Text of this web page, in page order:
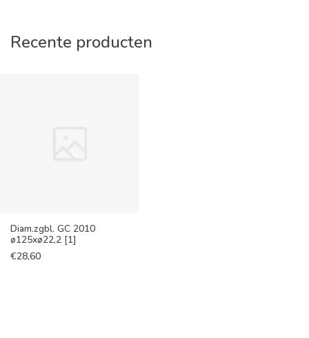
Recente producten
Diam.zgbl. GC 2010
ø125xø22,2 [1]
€28,60